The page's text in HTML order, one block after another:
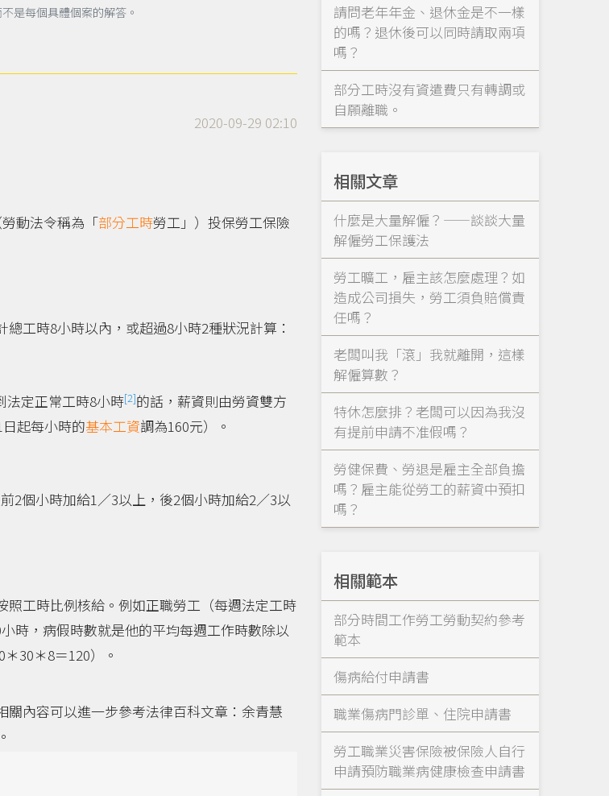
是每個具體個案的解答。
2020-09-29 02:10
勞動法令稱為「部分工時勞工」）投保勞工保險
工時8小時以內，或超過8小時2種狀況計算：
法定正常工時8小時[2]的話，薪資則由勞資雙方
起每小時的基本工資調為160元）。
2個小時加給1／3以上，後2個小時加給2／3以
照工時比例核給。例如正職勞工（每週法定工時
時，病假時數就是他的平均每週工作時數除以
30＊8＝120）。
關內容可以進一步參考法律百科文章：余青慧
請問老年年金、退休金是不一樣
的嗎？退休後可以同時請取兩項
嗎？
部分工時沒有資遣費只有轉調或
自願離職。
相關文章
什麼是大量解僱？——談談大量
解僱勞工保護法
勞工曠工，雇主該怎麼處理？如
造成公司損失，勞工須負賠償責
任嗎？
老闆叫我「滾」我就離開，這樣
解僱算數？
特休怎麼排？老闆可以因為我沒
有提前申請不准假嗎？
勞健保費、勞退是雇主全部負擔
嗎？雇主能從勞工的薪資中預扣
嗎？
相關範本
部分時間工作勞工勞動契約參考
範本
傷病給付申請書
職業傷病門診單、住院申請書
勞工職業災害保險被保險人自行
申請預防職業病健康檢查申請書